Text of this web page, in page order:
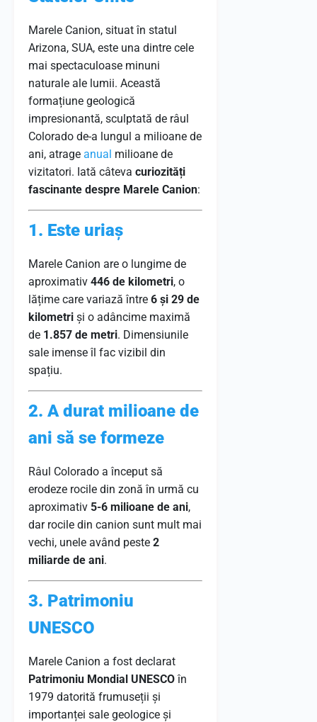
Marele Canion, situat în statul
Arizona, SUA, este una dintre cele
mai spectaculoase minuni
naturale ale lumii. Această
formațiune geologică
impresionantă, sculptată de râul
Colorado de-a lungul a milioane de
ani, atrage anual milioane de
vizitatori. Iată câteva curiozități
fascinante despre Marele Canion:
1. Este uriaș
Marele Canion are o lungime de
aproximativ 446 de kilometri, o
lățime care variază între 6 și 29 de
kilometri și o adâncime maximă
de 1.857 de metri. Dimensiunile
sale imense îl fac vizibil din
spațiu.
2. A durat milioane de
ani să se formeze
Râul Colorado a început să
erodeze rocile din zonă în urmă cu
aproximativ 5-6 milioane de ani,
dar rocile din canion sunt mult mai
vechi, unele având peste 2
miliarde de ani.
3. Patrimoniu
UNESCO
Marele Canion a fost declarat
Patrimoniu Mondial UNESCOîn
1979 datorită frumuseții și
importanței sale geologice și